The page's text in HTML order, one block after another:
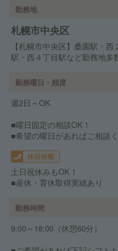
勤務地
札幌市中央区
【札幌市中央区】桑園駅・
駅・西４丁目駅など勤務地多
勤務曜日・頻度
週2日～OK
■曜日固定の相談OK！
■希望の曜日があればご相談
休日休暇
土日祝休みもOK！
■産休・育休取得実績あり
勤務時間
9:00～18:00（休憩60分）